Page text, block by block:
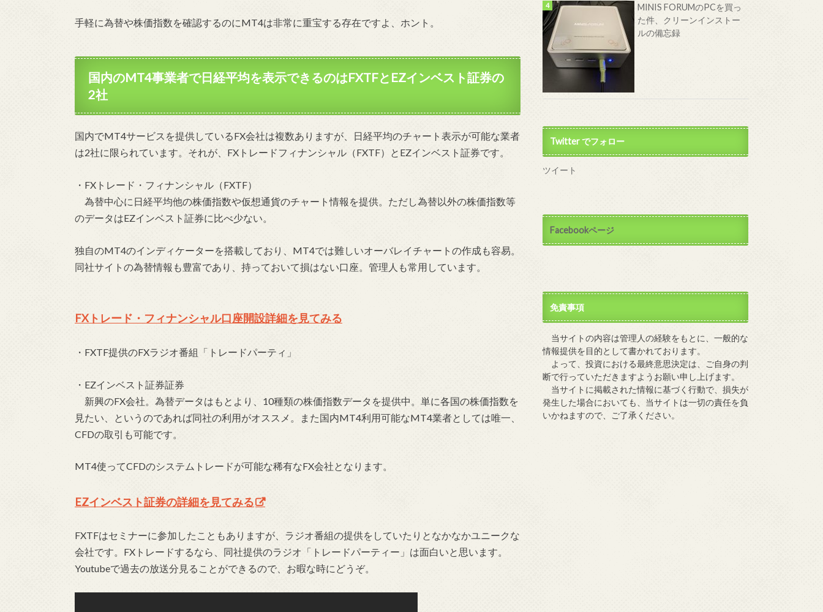
手軽に為替や株価指数を確認するのにMT4は非常に重宝する存在ですよ、ホント。
国内のMT4事業者で日経平均を表示できるのはFXTFとEZインベスト証券の
2社
国内でMT4サービスを提供しているFX会社は複数ありますが、日経平均のチャート表示が可能な業者
は2社に限られています。それが、FXトレードフィナンシャル（FXTF）とEZインベスト証券です。
・FXトレード・フィナンシャル（FXTF）
為替中心に日経平均他の株価指数や仮想通貨のチャート情報を提供。ただし為替以外の株価指数等
のデータはEZインベスト証券に比べ少ない。
独自のMT4のインディケーターを搭載しており、MT4では難しいオーバレイチャートの作成も容易。
同社サイトの為替情報も豊富であり、持っておいて損はない口座。管理人も常用しています。
FXトレード・フィナンシャル口座開設詳細を見てみる
・FXTF提供のFXラジオ番組「トレードパーティ」
・EZインベスト証券証券
新興のFX会社。為替データはもとより、10種類の株価指数データを提供中。単に各国の株価指数を
見たい、というのであれば同社の利用がオススメ。また国内MT4利用可能なMT4業者としては唯一、
CFDの取引も可能です。
MT4使ってCFDのシステムトレードが可能な稀有なFX会社となります。
EZインベスト証券の詳細を見てみる
FXTFはセミナーに参加したこともありますが、ラジオ番組の提供をしていたりとなかなかユニークな
会社です。FXトレードするなら、同社提供のラジオ「トレードパーティー」は面白いと思います。
Youtubeで過去の放送分見ることができるので、お暇な時にどうぞ。
MINIS FORUMのPCを買っ
た件、クリーンインストー
ルの備忘録
Twitter でフォロー
ツイート
Facebookページ
免責事項
当サイトの内容は管理人の経験をもとに、一般的な
情報提供を目的として書かれております。
よって、投資における最終意思決定は、ご自身の判
断で行っていただきますようお願い申し上げます。
当サイトに掲載された情報に基づく行動で、損失が
発生した場合においても、当サイトは一切の責任を負
いかねますので、ご了承ください。